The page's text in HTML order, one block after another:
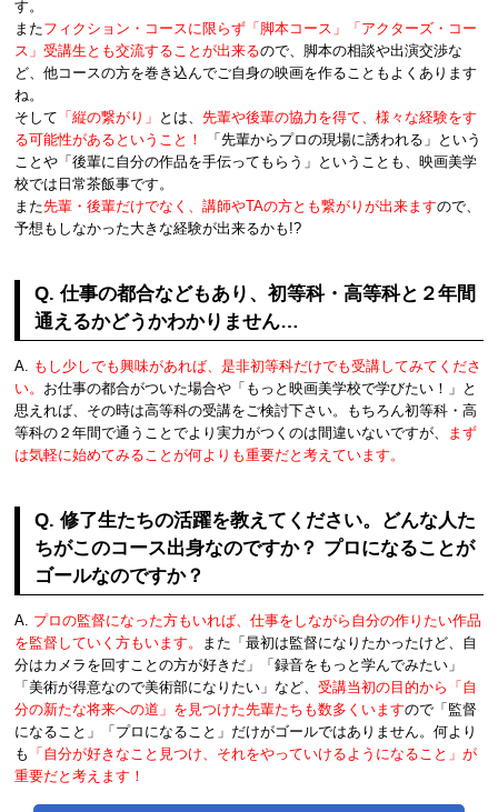
す。
またフィクション・コースに限らず「脚本コース」「アクターズ・コー
ス」受講生とも交流することが出来るので、脚本の相談や出演交渉な
ど、他コースの方を巻き込んでご自身の映画を作ることもよくあります
ね。
そして 「縦の繋がり」 とは、先輩や後輩の協力を得て、様々な経験をす
る可能性があるということ！
「先輩からプロの現場に誘われる」という
ことや「後輩に自分の作品を手伝ってもらう」ということも、映画美学
校では日常茶飯事です。
また先輩・後輩だけでなく、講師やTAの方とも繋がりが出来ますので、
予想もしなかった大きな経験が出来るかも!?
Q. 仕事の都合などもあり、初等科・高等科と２年間
通えるかどうかわかりません…
A.
もし少しでも興味があれば、是非初等科だけでも受講してみてくださ
い。 お仕事の都合がついた場合や「もっと映画美学校で学びたい！」と
思えれば、その時は高等科の受講をご検討下さい。もちろん初等科・高
等科の２年間で通うことでより実力がつくのは間違いないですが、
まず
は気軽に始めてみることが何よりも重要だと考えています。
Q. 修了生たちの活躍を教えてください。どんな人た
ちがこのコース出身なのですか？ プロになることが
ゴールなのですか？
A. プロの監督になった方もいれば、仕事をしながら自分の作りたい作品
を監督していく方もいます。
また「最初は監督になりたかったけど、自
分はカメラを回すことの方が好きだ」「録音をもっと学んでみたい」
「美術が得意なので美術部になりたい」など、受講当初の目的から「自
分の新たな将来への道」を見つけた先輩たちも数多くいますので「監督
になること」「プロになること」だけがゴールではありません。何より
も 「自分が好きなこと見つけ、それをやっていけるようになること」が
重要だと考えます！